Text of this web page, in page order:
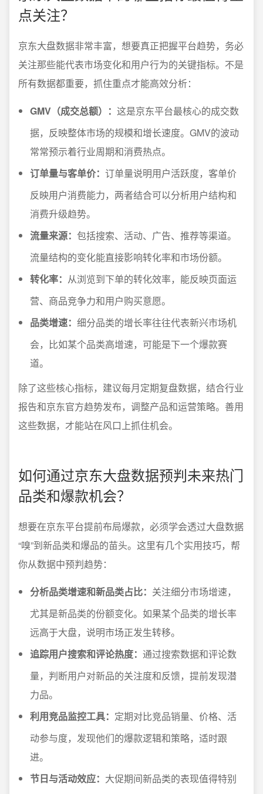
点关注？
京东大盘数据非常丰富，想要真正把握平台趋势，务必
关注那些能代表市场变化和用户行为的关键指标。不是
所有数据都重要，抓住重点才能高效分析：
GMV（成交总额）： 这是京东平台最核心的成交数
据，反映整体市场的规模和增长速度。GMV的波动
常常预示着行业周期和消费热点。
订单量与客单价： 订单量说明用户活跃度，客单价
反映用户消费能力，两者结合可以分析用户结构和
消费升级趋势。
流量来源： 包括搜索、活动、广告、推荐等渠道。
流量结构的变化能直接影响转化率和市场份额。
转化率： 从浏览到下单的转化效率，能反映页面运
营、商品竞争力和用户购买意愿。
品类增速： 细分品类的增长率往往代表新兴市场机
会，比如某个品类高增速，可能是下一个爆款赛
道。
除了这些核心指标，建议每月定期复盘数据，结合行业
报告和京东官方趋势发布，调整产品和运营策略。善用
这些数据，才能站在风口上抓住机会。
如何通过京东大盘数据预判未来热门
品类和爆款机会？
想要在京东平台提前布局爆款，必须学会透过大盘数据
“嗅”到新品类和爆品的苗头。这里有几个实用技巧，帮
你从数据中预判趋势：
分析品类增速和新品类占比： 关注细分市场增速，
尤其是新品类的份额变化。如果某个品类的增长率
远高于大盘，说明市场正发生转移。
追踪用户搜索和评论热度： 通过搜索数据和评论数
量，判断用户对新品的关注度和反馈，提前发现潜
力品。
利用竞品监控工具： 定期对比竞品销量、价格、活
动参与度，发现他们的爆款逻辑和策略，适时跟
进。
节日与活动效应： 大促期间新品类的表现值得特别